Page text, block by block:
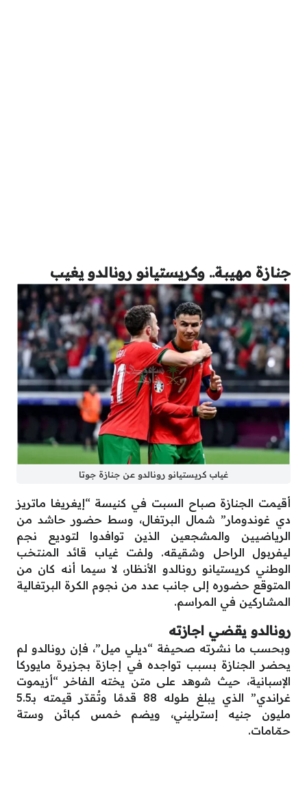
جنازة مهيبة.. وكريستيانو رونالدو يغيب
غياب كريستيانو رونالدو عن جنازة جوتا
أقيمت الجنازة صباح السبت في كنيسة “إيغريغا ماتريز
دي غوندومار” شمال البرتغال، وسط حضور حاشد من
الرياضيين والمشجعين الذين توافدوا لتوديع نجم
ليفربول الراحل وشقيقه. ولفت غياب قائد المنتخب
الوطني كريستيانو رونالدو الأنظار، لا سيما أنه كان من
المتوقع حضوره إلى جانب عدد من نجوم الكرة البرتغالية
المشاركين في المراسم.
رونالدو يقضي اجازته
وبحسب ما نشرته صحيفة “ديلي ميل”، فإن رونالدو لم
يحضر الجنازة بسبب تواجده في إجازة بجزيرة مايوركا
الإسبانية، حيث شوهد على متن يخته الفاخر “أزيموت
غراندي” الذي يبلغ طوله 88 قدمًا وتُقدّر قيمته بـ5.5
مليون جنيه إسترليني، ويضم خمس كبائن وستة
حمّامات.